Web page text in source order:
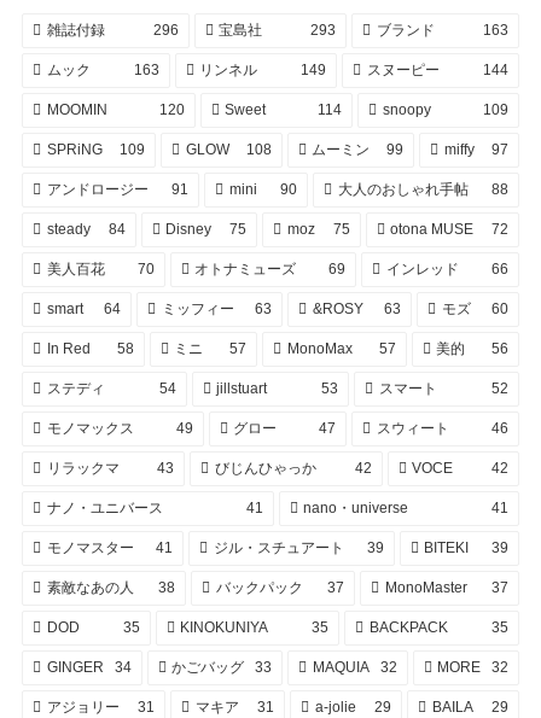
雑誌付録 296 宝島社 293 ブランド 163
ムック 163 リンネル 149 スヌーピー 144
MOOMIN 120 Sweet 114 snoopy 109
SPRiNG 109 GLOW 108 ムーミン 99 miffy 97
アンドロージー 91 mini 90 大人のおしゃれ手帖 88
steady 84 Disney 75 moz 75 otona MUSE 72
美人百花 70 オトナミューズ 69 インレッド 66
smart 64 ミッフィー 63 &ROSY 63 モズ 60
In Red 58 ミニ 57 MonoMax 57 美的 56
ステディ 54 jillstuart 53 スマート 52
モノマックス 49 グロー 47 スウィート 46
リラックマ 43 びじんひゃっか 42 VOCE 42
ナノ・ユニバース 41 nano・universe 41
モノマスター 41 ジル・スチュアート 39 BITEKI 39
素敵なあの人 38 バックパック 37 MonoMaster 37
DOD 35 KINOKUNIYA 35 BACKPACK 35
GINGER 34 かごバッグ 33 MAQUIA 32 MORE 32
アジョリー 31 マキア 31 a-jolie 29 BAILA 29